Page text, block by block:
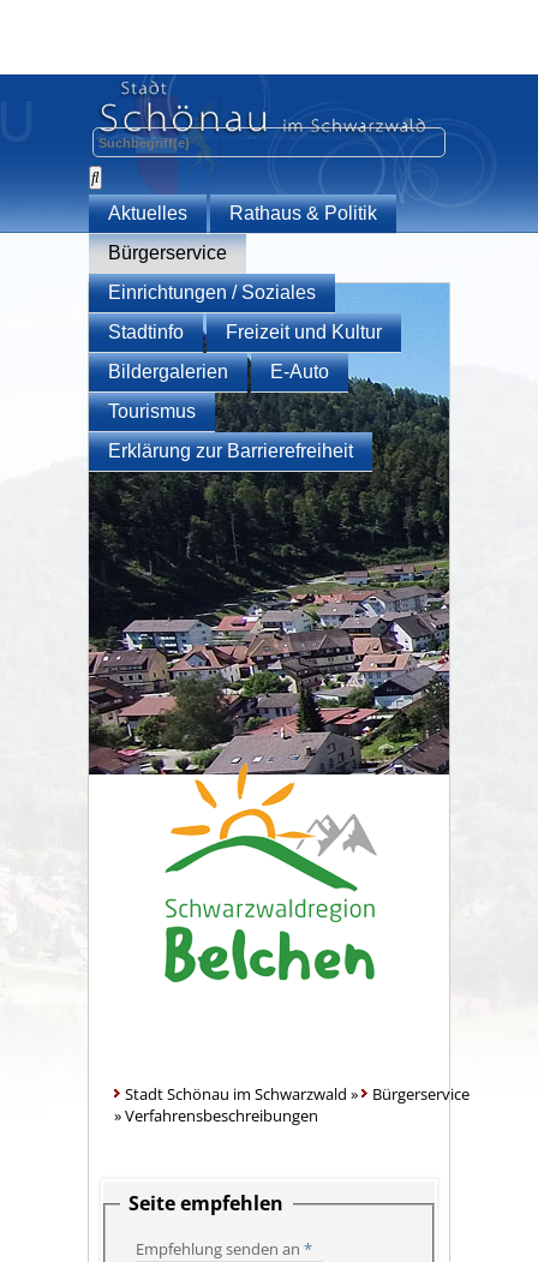
Aktuelles
Rathaus & Politik
Bürgerservice
Einrichtungen / Soziales
Stadtinfo
Freizeit und Kultur
Bildergalerien
E-Auto
Tourismus
Erklärung zur Barrierefreiheit
Stadt Schönau im Schwarzwald »
Bürgerservice
»Verfahrensbeschreibungen
Seite empfehlen
Empfehlung senden an *